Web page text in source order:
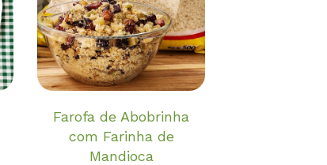
Farofa de Abobrinha
com Farinha de
Mandioca